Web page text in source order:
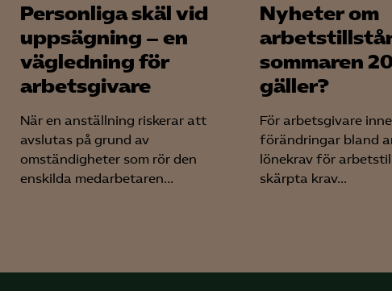
Personliga skäl vid
uppsägning – en
vägledning för
arbetsgivare
När en anställning riskerar att
avslutas på grund av
omständigheter som rör den
enskilda medarbetaren...
Nyheter om
sommaren
gäller?
För arbetsgivare
förändringar bland
lönekrav för
skärpta krav...